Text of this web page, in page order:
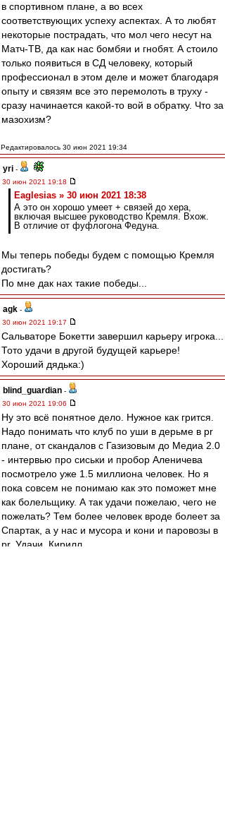
в спортивном плане, а во всех
соответствующих успеху аспектах. А то любят
некоторые пострадать, что мол чего несут на
Матч-ТВ, да как нас бомбяи и гнобят. А стоило
только появиться в СД человеку, который
профессионал в этом деле и может благодаря
опыту и связям все это перемолоть в труху -
сразу начинается какой-то вой в обратку. Что за
мазохизм?
Редактировалось 30 июн 2021 19:34
yri -
30 июн 2021 19:18
Eaglesias » 30 июн 2021 18:38
А это он хорошо умеет + связей до хера,
включая высшее руководство Кремля. Вхож.
В отличие от фуфлогона Федуна.
Мы теперь победы будем с помощью Кремля
достигать?
По мне дак нах такие победы...
agk -
30 июн 2021 19:17
Сальваторе Бокетти завершил карьеру игрока...
Тото удачи в другой будущей карьере!
Хороший дядька:)
blind_guardian -
30 июн 2021 19:06
Ну это всё понятное дело. Нужное как грится.
Надо понимать что клуб по уши в дерьме в pr
плане, от скандалов с Газизовым до Медиа 2.0
- интервью про сиськи и пробор Аленичева
посмотрело уже 1.5 миллиона человек. Но я
пока совсем не понимаю как это поможет мне
как болельщику. А так удачи пожелаю, чего не
пожелать? Тем более человек вроде болеет за
Спартак, а у нас и мусора и кони и паровозы в
pr. Удачи, Кирилл.